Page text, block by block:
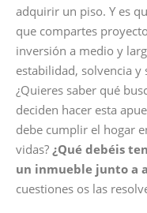
adquirir un piso. Y es
que compartes
inversión a medio y
estabilidad, solvencia y
¿Quieres saber qué
deciden hacer esta
debe cumplir el hogar
vidas? ¿Qué debéis
un inmueble junto a
cuestiones os las